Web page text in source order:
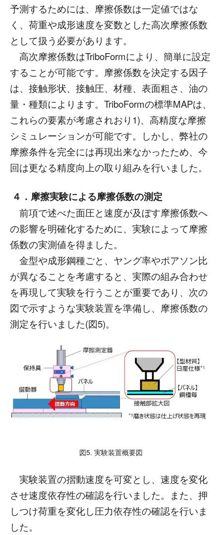
予測するためには、摩擦係数は一定値ではな
く、荷重や成形速度を変数とした高次摩擦係数
として扱う必要があります。
高次摩擦係数はTriboFormにより、簡単に設定
することが可能です。摩擦係数を決定する因子
は、接触形状、接触圧、材種、表面粗さ、油の
量・種類によります。TriboFormの標準MAPは、
これらの要素が考慮されおり1)、高精度な摩擦
シミュレーションが可能です。しかし、弊社の
摩擦条件を完全には再現出来なかったため、今
回は更なる精度向上の取り組みを行いました。
４．摩擦実験による摩擦係数の測定
前項で述べた面圧と速度が及ぼす摩擦係数へ
の影響を明確化するために、実験によって摩擦
係数の実測値を得ました。
金型や成形鋼種ごと、ヤング率やポアソン比
が異なることを考慮すると、実際の組み合わせ
を再現して実験を行うことが重要であり、次の
図で示すような実験装置を準備し、摩擦係数の
測定を行いました(図5)。
図5. 実験装置概要図
実験装置の摺動速度を可変とし、速度を変化
させ速度依存性の確認を行いました。また、押
しつけ荷重を変化し圧力依存性の確認を行いま
した。